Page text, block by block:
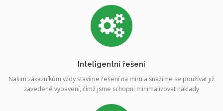
Inteligentní řešení
Našim zákazníkům vždy stavíme řešení na míru a snažíme se používat již
zavedené vybavení, čímž jsme schopni minimalizovat náklady